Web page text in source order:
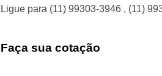
Ligue para (11) 99303-3946 , (11)
Faça sua cotação